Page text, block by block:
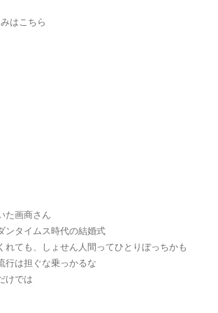
はこちら
た画商さん
ンタイムス時代の結婚式
れても、しょせん人間ってひとりぼっちかも
行は担ぐな乗っかるな
けでは